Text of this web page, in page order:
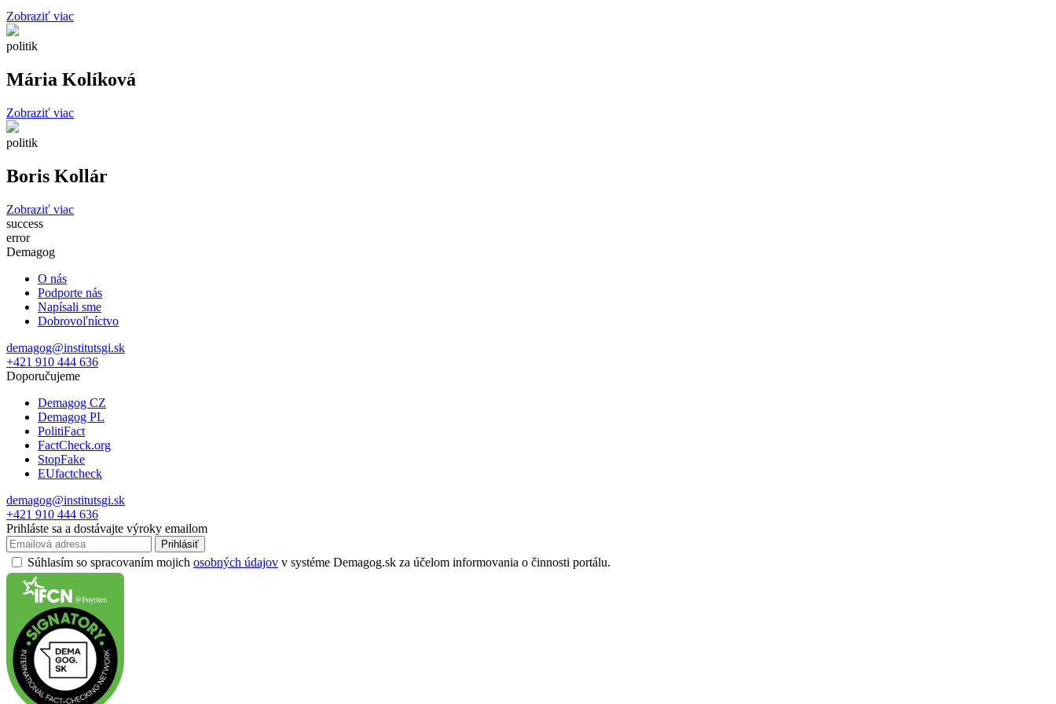
Zobraziť viac
politik
Mária Kolíková
Zobraziť viac
politik
Boris Kollár
Zobraziť viac
success
error
Demagog
O nás
Podporte nás
Napísali sme
Dobrovoľníctvo
demagog@institutsgi.sk
+421 910 444 636
Doporučujeme
Demagog CZ
Demagog PL
PolitiFact
FactCheck.org
StopFake
EUfactcheck
demagog@institutsgi.sk
+421 910 444 636
Prihláste sa a dostávajte výroky emailom
Prihlásiť
Súhlasím so spracovaním mojich osobných údajov v systéme Demagog.sk za účelom informovania o činnosti portálu.